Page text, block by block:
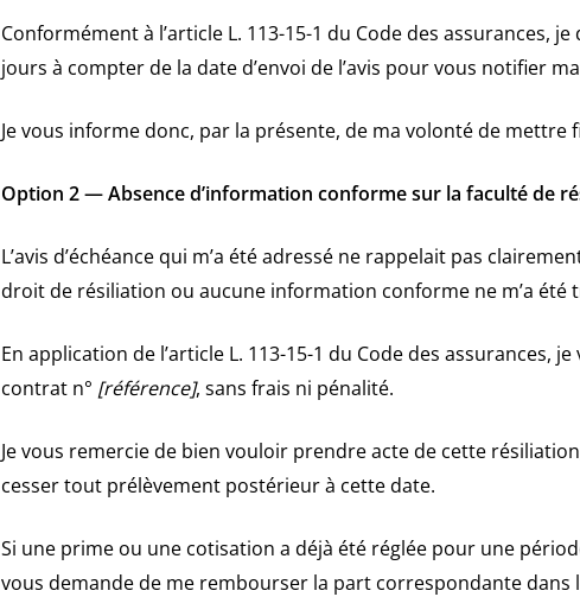
Conformément à l’article L. 113-15-1 du Code des assurances,
jours à compter de la date d’envoi de l’avis pour vous notifier
Je vous informe donc, par la présente, de ma volonté de mettre
Option 2 — Absence d’information conforme sur la faculté de
L’avis d’échéance qui m’a été adressé ne rappelait pas
droit de résiliation ou aucune information conforme ne m’a
En application de l’article L. 113-15-1 du Code des assurances,
contrat n° [référence], sans frais ni pénalité.
Je vous remercie de bien vouloir prendre acte de cette
cesser tout prélèvement postérieur à cette date.
Si une prime ou une cotisation a déjà été réglée pour une
vous demande de me rembourser la part correspondante dans